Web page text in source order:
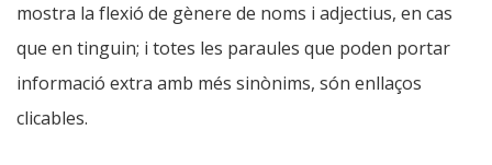
mostra la flexió de gènere de noms i adjectius, en cas
que en tinguin; i totes les paraules que poden portar
informació extra amb més sinònims, són enllaços
clicables.